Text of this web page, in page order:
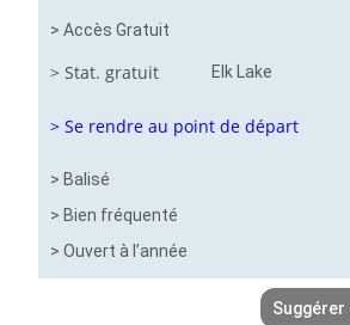
> Accès Gratuit
> Stat. gratuit Elk Lake
> Se rendre au point de départ
> Balisé
> Bien fréquenté
> Ouvert à l’année